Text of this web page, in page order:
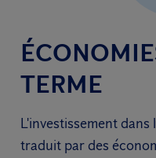
TERME
L'investissement
traduit par des